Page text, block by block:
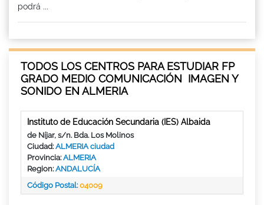
podrá ...
TODOS LOS CENTROS PARA ESTUDIAR FP
GRADO MEDIO COMUNICACIÓN IMAGEN Y
SONIDO EN ALMERIA
Instituto de Educación Secundaria (IES) Albaida
de Níjar, s/n. Bda. Los Molinos
Ciudad:ALMERIA ciudad
Provincia:ALMERIA
Region:ANDALUCÍA
Código Postal:04009